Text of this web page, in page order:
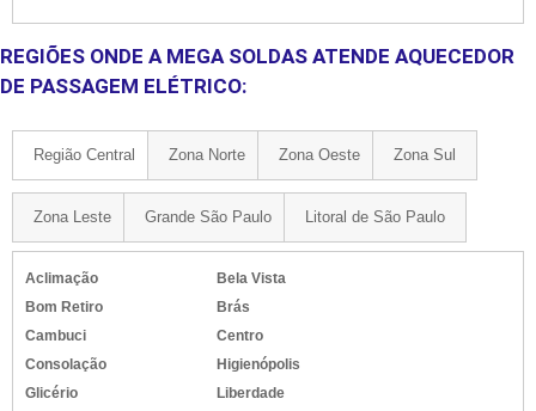
REGIÕES ONDE A MEGA SOLDAS ATENDE AQUECEDOR
DE PASSAGEM ELÉTRICO:
Região Central Zona Norte Zona Oeste Zona Sul
Zona Leste Grande São Paulo Litoral de São Paulo
Aclimação
Bela Vista
Bom Retiro
Brás
Cambuci
Centro
Consolação
Higienópolis
Glicério
Liberdade